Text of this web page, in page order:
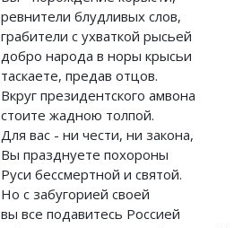
ревнители блудливых слов,
грабители с ухваткой рысьей
добро народа в норы крысьи
таскаете, предав отцов.
Вкруг президентского амвона
стоите жадною толпой.
Для вас - ни чести, ни закона,
Вы празднуете похороны
Руси бессмертной и святой.
Но с забугорией своей
вы все подавитесь Россией